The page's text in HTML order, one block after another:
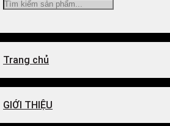
Tìm
Trang chủ
GIỚI THIỆU